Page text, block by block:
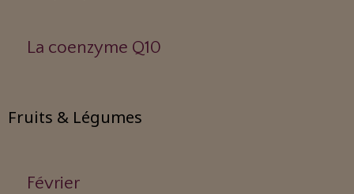
La coenzyme Q10
Fruits & Légumes
Février